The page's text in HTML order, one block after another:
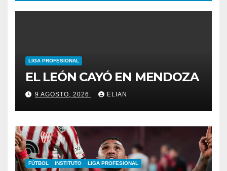
LIGA PROFESIONAL
EL LEÓN CAYÓ EN MENDOZA
9 AGOSTO, 2026 ELIAN
FÚTBOL INSTITUTO LIGA PROFESIONAL